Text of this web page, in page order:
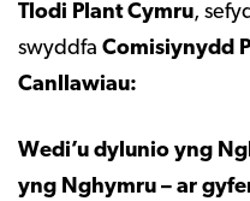
Tlodi Plant Cymru,
swyddfa Comisiynydd
Canllawiau:
Wedi’u dylunio yng
yng Nghymru – ar